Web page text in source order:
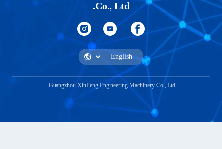
Co., Ltd.
Guangzhou XinFeng Engineering Machinery Co.,